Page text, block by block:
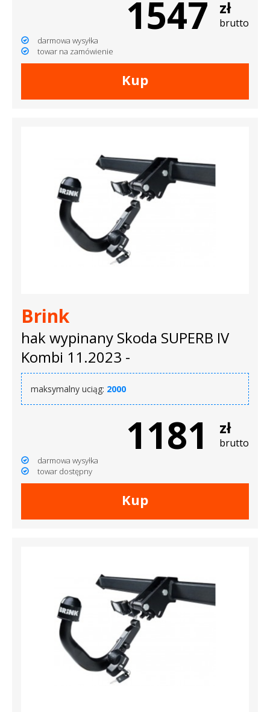
1547 zł
brutto
darmowa wysyłka
towar na zamówienie
Kup
Brink
hak wypinany Skoda SUPERB IV
Kombi 11.2023 -
maksymalny uciąg: 2000
1181 zł
brutto
darmowa wysyłka
towar dostępny
Kup